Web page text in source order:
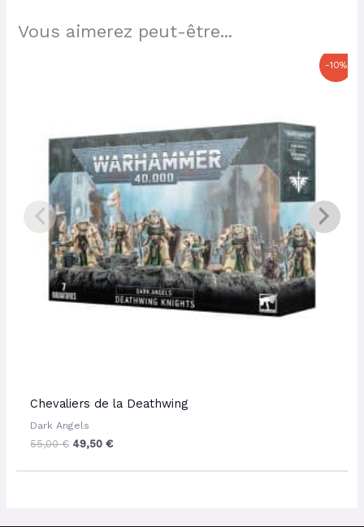
Vous aimerez peut-être...
-10%
Chevaliers de la Deathwing
Dark Angels
55,00€ 49,50€